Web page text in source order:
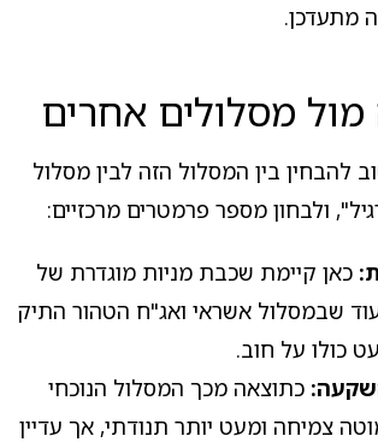
מתעדכן.
מסלולים אחרים
להבחין בין המסלול הזה לבין מסלול
ולבחון מספר פרמטרים מרכזיים:
כאן קיימת שכבת מניות מוגדרת של
בעוד שבמסלול אשראי ואג"ח הטהור התיק
כולו על חוב.
כתוצאה מכך המסלול הנוכחי
צמיחה ומעט יותר תנודתי, אך עדיין